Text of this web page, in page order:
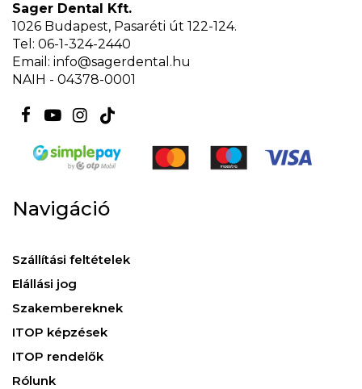
Sager Dental Kft.
1026 Budapest, Pasaréti út 122-124.
Tel: 06-1-324-2440
Email: info@sagerdental.hu
NAIH - 04378-0001
Navigáció
Szállítási feltételek
Elállási jog
Szakembereknek
ITOP képzések
ITOP rendelők
Rólunk